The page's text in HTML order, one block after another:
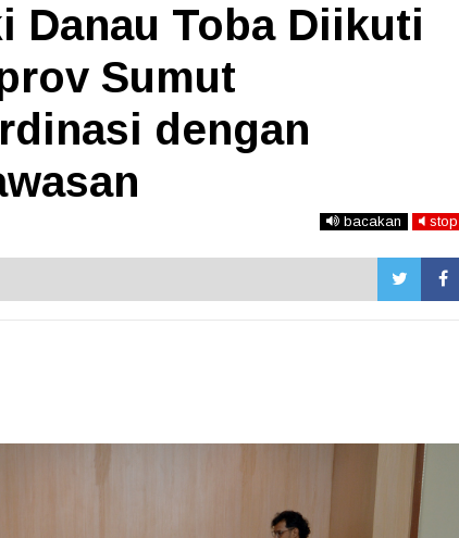
Danau Toba Diikuti
Sumut
dengan
bacakan stop